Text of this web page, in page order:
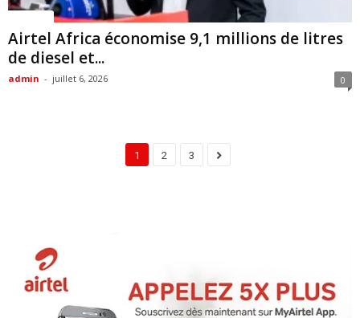
Airtel Africa économise 9,1 millions de litres
de diesel et...
admin - juillet 6, 2026 0
1 2 3